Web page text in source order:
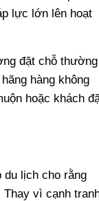
lực lớn lên hoạt
đặt chỗ thường
hàng không
hoặc khách
du lịch cho rằng
vì cạnh